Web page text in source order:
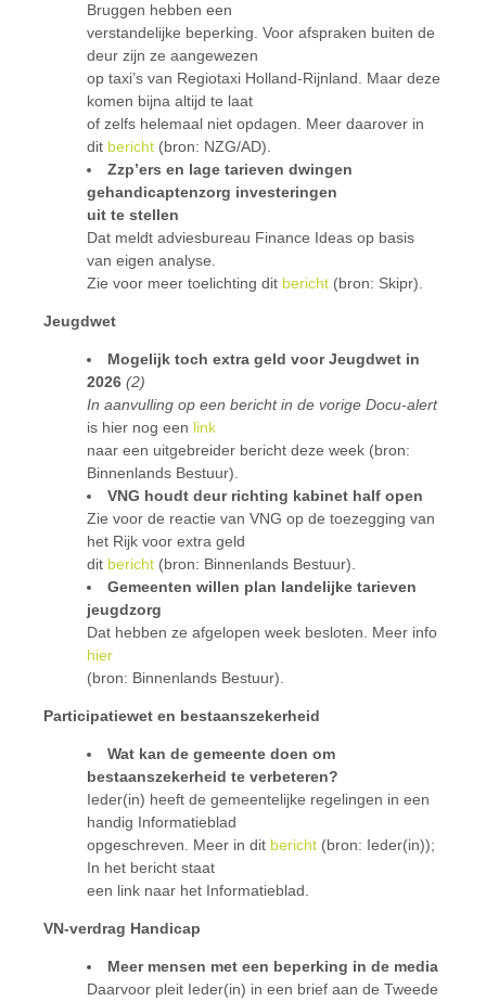
Bruggen hebben een
verstandelijke beperking. Voor afspraken buiten de
deur zijn ze aangewezen
op taxi’s van Regiotaxi Holland-Rijnland. Maar deze
komen bijna altijd te laat
of zelfs helemaal niet opdagen. Meer daarover in
dit bericht (bron: NZG/AD).
Zzp’ers en lage tarieven dwingen
gehandicaptenzorg investeringen
uit te stellen
Dat meldt adviesbureau Finance Ideas op basis
van eigen analyse.
Zie voor meer toelichting dit bericht (bron: Skipr).
Jeugdwet
Mogelijk toch extra geld voor Jeugdwet in
2026 (2)
In aanvulling op een bericht in de vorige Docu-alert
is hier nog een link
naar een uitgebreider bericht deze week (bron:
Binnenlands Bestuur).
VNG houdt deur richting kabinet half open
Zie voor de reactie van VNG op de toezegging van
het Rijk voor extra geld
dit bericht (bron: Binnenlands Bestuur).
Gemeenten willen plan landelijke tarieven
jeugdzorg
Dat hebben ze afgelopen week besloten. Meer info
hier
(bron: Binnenlands Bestuur).
Participatiewet en bestaanszekerheid
Wat kan de gemeente doen om
bestaanszekerheid te verbeteren?
Ieder(in) heeft de gemeentelijke regelingen in een
handig Informatieblad
opgeschreven. Meer in dit bericht (bron: Ieder(in));
In het bericht staat
een link naar het Informatieblad.
VN-verdrag Handicap
Meer mensen met een beperking in de media
Daarvoor pleit Ieder(in) in een brief aan de Tweede